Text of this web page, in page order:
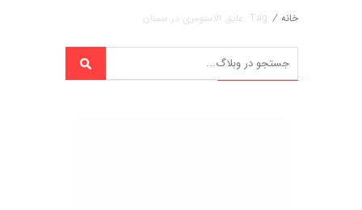
خانه / Tag: عایق الاستومری در سمنان